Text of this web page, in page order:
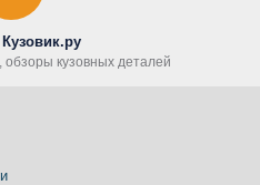
обзоры кузовных деталей